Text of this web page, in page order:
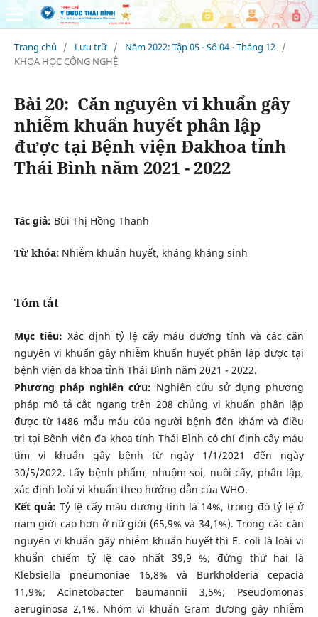
Trang chủ / Lưu trữ / Năm 2022: Tập 05 - Số 04 - Tháng 12 /
KHOA HỌC CÔNG NGHỆ
Bài 20: Căn nguyên vi khuẩn gây
nhiễm khuẩn huyết phân lập
được tại Bệnh viện Đakhoa tỉnh
Thái Bình năm 2021 - 2022
Tác giả: Bùi Thị Hồng Thanh
Từ khóa: Nhiễm khuẩn huyết, kháng kháng sinh
Tóm tắt
Mục tiêu: Xác định tỷ lệ cấy máu dương tính và các căn
nguyên vi khuẩn gây nhiễm khuẩn huyết phân lập được tại
bệnh viện đa khoa tỉnh Thái Bình năm 2021 - 2022.
Phương pháp nghiên cứu: Nghiên cứu sử dụng phương
pháp mô tả cắt ngang trên 208 chủng vi khuẩn phân lập
được từ 1486 mẫu máu của người bệnh đến khám và điều
trị tại Bệnh viện đa khoa tỉnh Thái Bình có chỉ định cấy máu
tìm vi khuẩn gây bệnh từ ngày 1/1/2021 đến ngày
30/5/2022. Lấy bệnh phẩm, nhuộm soi, nuôi cấy, phân lập,
xác định loài vi khuẩn theo hướng dẫn của WHO.
Kết quả: Tỷ lệ cấy máu dương tính là 14%, trong đó tỷ lệ ở
nam giới cao hơn ở nữ giới (65,9% và 34,1%). Trong các căn
nguyên vi khuẩn gây nhiễm khuẩn huyết thì E. coli là loài vi
khuẩn chiếm tỷ lệ cao nhất 39,9 %; đứng thứ hai là
Klebsiella pneumoniae 16,8% và Burkholderia cepacia
11,9%; Acinetobacter baumannii 3,5%; Pseudomonas
aeruginosa 2,1%. Nhóm vi khuẩn Gram dương gây nhiễm